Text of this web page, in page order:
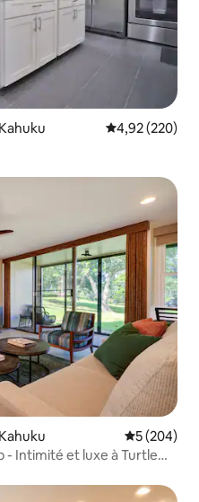
Évaluation
4,92 (220)
appréciés
Évaluation
5 (204)
- Intimité et luxe à Turtle